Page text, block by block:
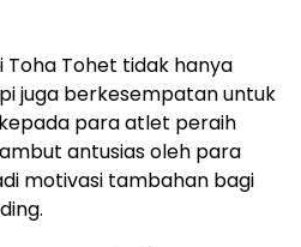
Toha Tohet tidak hanya
juga berkesempatan untuk
para atlet peraih
antusias oleh para
motivasi tambahan bagi